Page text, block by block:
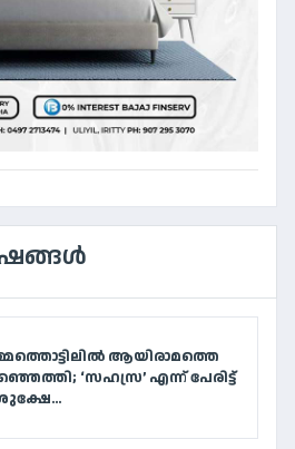
ആയിരാമത്തെ
‘സഹസ്ര’ എന്ന് പേരിട്ട്